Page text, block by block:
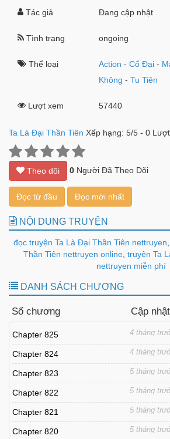
Tác giả Đang cập nhật
Tình trạng ongoing
Thể loại Action -Cổ Đại -
Không -Tu Tiên
Lượt xem 57440
Ta Là Đại Thần Tiên Xếp hạng: 5/5 - 0
Theo dõi 0 Người Đã Theo Dõi
Đọc từ đầu Đọc mới nhất
NỘI DUNG TRUYỆN
đọc truyện Ta Là Đại Thần Tiên nettruyen
Thần Tiên nettruyen online, truyện Ta
nettruyen miễn phí
DANH SÁCH CHƯƠNG
Số chương Cập nhật
Chapter 825 4 tháng
Chapter 824 4 tháng
Chapter 823 5 tháng
Chapter 822 5 tháng
Chapter 821 5 tháng
Chapter 820 5 tháng